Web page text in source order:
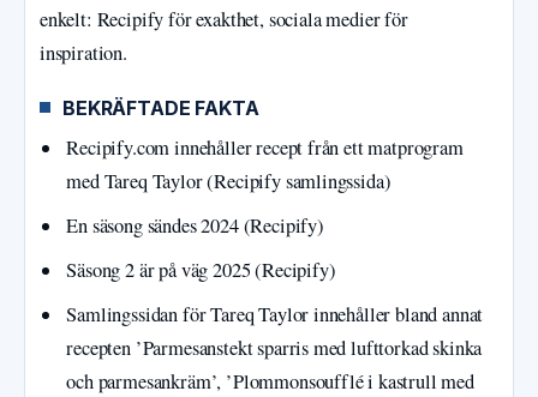
enkelt: Recipify för exakthet, sociala medier för
inspiration.
BEKRÄFTADE FAKTA
Recipify.com innehåller recept från ett matprogram
med Tareq Taylor (Recipify samlingssida)
En säsong sändes 2024 (Recipify)
Säsong 2 är på väg 2025 (Recipify)
Samlingssidan för Tareq Taylor innehåller bland annat
recepten ’Parmesanstekt sparris med lufttorkad skinka
och parmesankräm’, ’Plommonsoufflé i kastrull med